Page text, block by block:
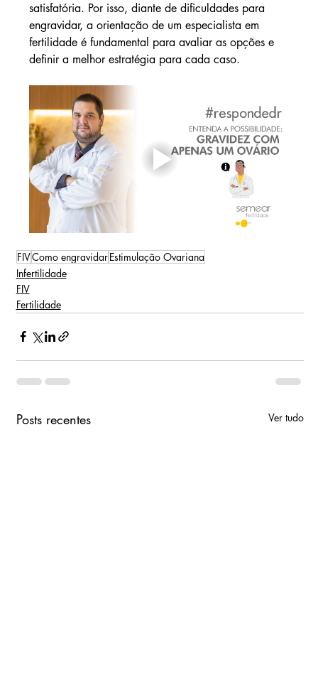
satisfatória. Por isso, diante de dificuldades para
engravidar, a orientação de um especialista em
fertilidade é fundamental para avaliar as opções e
definir a melhor estratégia para cada caso.
FIVComo engravidarEstimulação Ovariana
Infertilidade
FIV
Fertilidade
Posts recentes Ver tudo